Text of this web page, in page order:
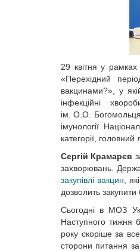
29 квітня у рамках
«Перехідний
вакцинами?», у
інфекційні
ім. О.О.
імунології
категорії, голов­ний
Сергій Крамарєв
захворювань.
закупівлі вакцин ,
дозволить закупити
Сьогодні в МОЗ
Наступного тижня
року скоріше за
сторони питання